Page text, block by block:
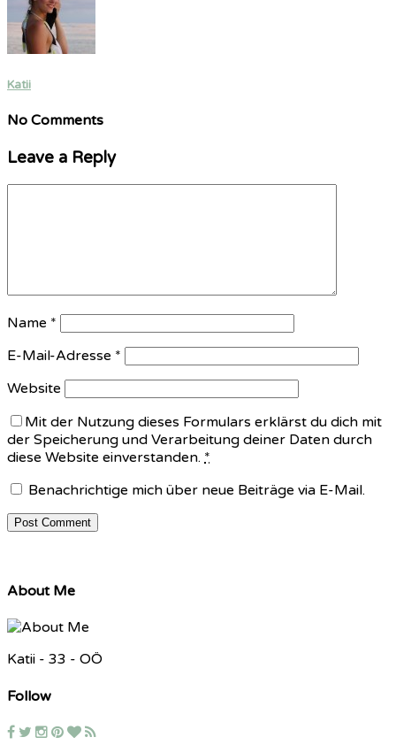
Katii
No Comments
Leave a Reply
Name *
E-Mail-Adresse *
Website
Mit der Nutzung dieses Formulars erklärst du dich mit
der Speicherung und Verarbeitung deiner Daten durch
diese Website einverstanden. *
Benachrichtige mich über neue Beiträge via E-Mail.
About Me
Katii - 33 - OÖ
Follow